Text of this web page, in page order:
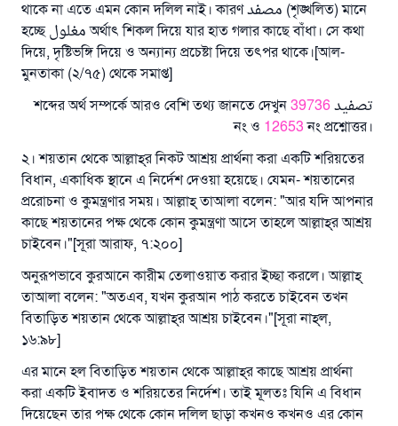
থাকে না এতে এমন কোন দলিল নাই। কারণ مصفد (শৃঙ্খলিত) মানে
হচ্ছে مغلول অর্থাৎ শিকল দিয়ে যার হাত গলার কাছে বাঁধা। সে কথা
দিয়ে, দৃষ্টিভঙ্গি দিয়ে ও অন্যান্য প্রচেষ্টা দিয়ে তৎপর থাকে।[আল-
মুনতাকা (২/৭৫) থেকে সমাপ্ত]
تصفيد শব্দের অর্থ সম্পর্কে আরও বেশি তথ্য জানতে দেখুন 39736
নং ও 12653 নং প্রশ্নোত্তর।
২। শয়তান থেকে আল্লাহ্‌র নিকট আশ্রয় প্রার্থনা করা একটি শরিয়তের
বিধান, একাধিক স্থানে এ নির্দেশ দেওয়া হয়েছে। যেমন- শয়তানের
প্ররোচনা ও কুমন্ত্রণার সময়। আল্লাহ্‌ তাআলা বলেন: "আর যদি আপনার
কাছে শয়তানের পক্ষ থেকে কোন কুমন্ত্রণা আসে তাহলে আল্লাহ্‌র আশ্রয়
চাইবেন।"[সূরা আরাফ, ৭:২০০]
অনুরূপভাবে কুরআনে কারীম তেলাওয়াত করার ইচ্ছা করলে। আল্লাহ্‌
তাআলা বলেন: "অতএব, যখন কুরআন পাঠ করতে চাইবেন তখন
বিতাড়িত শয়তান থেকে আল্লাহ্‌র আশ্রয় চাইবেন।"[সূরা নাহ্‌ল,
১৬:৯৮]
এর মানে হল বিতাড়িত শয়তান থেকে আল্লাহ্‌র কাছে আশ্রয় প্রার্থনা
করা একটি ইবাদত ও শরিয়তের নির্দেশ। তাই মূলতঃ যিনি এ বিধান
দিয়েছেন তার পক্ষ থেকে কোন দলিল ছাড়া কখনও কখনও এর কোন
উত্তর নম্বর ১১০৮৪৫ একটি বিবাহ রক্ষা
উম্মাহকে উত্তর দিতে আমাদেরকে সহযোগিতা করুন
রাসূল সাল্লাল্লাহু আলাইহি ওয়া সাল্লাম বলেছেন
যে ব্যক্তি সৎ কর্মের পথ দেখাবে সে সৎকর্মকারীর সমান
সওয়াব পাবে
(সহিহ মুসলিম; ১৮৯৩)